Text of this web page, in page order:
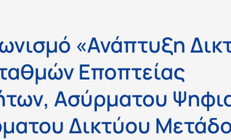
«Ανάπτυξη
Εποπτείας
Ασύρματου
Δικτύου